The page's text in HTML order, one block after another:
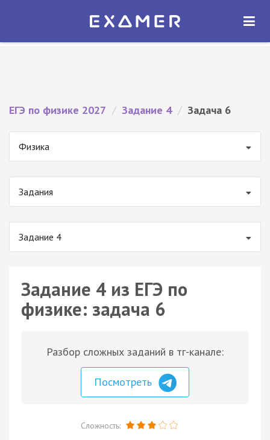
Экзамер — ЕГЭ 2027
ОТКРЫТЬ
ЕГЭ по физике 2027 / Задание 4 / Задача 6
Физика
Задания
Задание 4
Задание 4 из ЕГЭ по
физике: задача 6
Разбор сложных заданий в тг-канале:
Посмотреть
Сложность: